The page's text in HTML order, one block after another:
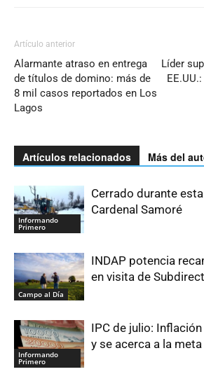
Artículo anterior
Alarmante atraso en entrega
de títulos de domino: más de
8 mil casos reportados en Los
Lagos
Líder
Artículos relacionados Más del
Informando
Primero
Cerrado durante
Cardenal Samoré
Campo al Día
INDAP potencia
en visita de
Informando
Primero
IPC de julio: Inflación
y se acerca a la